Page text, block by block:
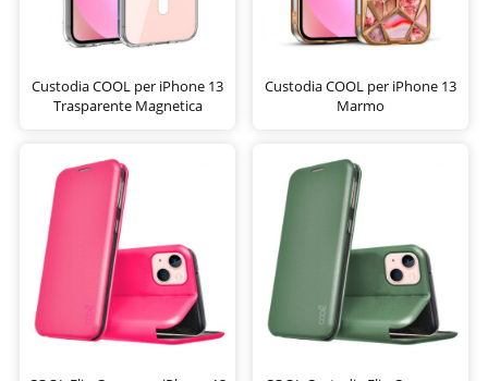
Custodia COOL per iPhone 13
Trasparente Magnetica
Custodia COOL per iPhone 13
Marmo